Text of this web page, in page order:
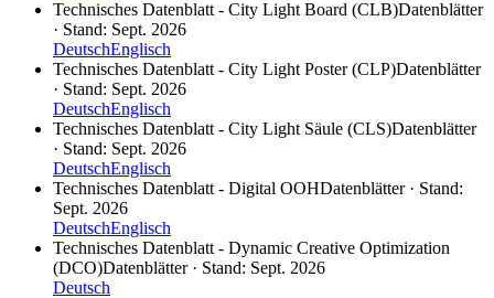
Technisches Datenblatt - City Light Board (CLB)Datenblätter
· Stand: Sept. 2026
DeutschEnglisch
Technisches Datenblatt - City Light Poster (CLP)Datenblätter
· Stand: Sept. 2026
DeutschEnglisch
Technisches Datenblatt - City Light Säule (CLS)Datenblätter
· Stand: Sept. 2026
DeutschEnglisch
Technisches Datenblatt - Digital OOHDatenblätter · Stand:
Sept. 2026
DeutschEnglisch
Technisches Datenblatt - Dynamic Creative Optimization
(DCO)Datenblätter · Stand: Sept. 2026
Deutsch